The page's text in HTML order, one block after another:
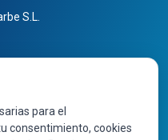
S.L.
para el
consentimiento, cookies